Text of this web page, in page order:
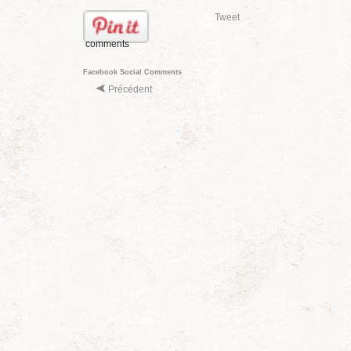
Tweet
comments
Facebook Social Comments
Précédent